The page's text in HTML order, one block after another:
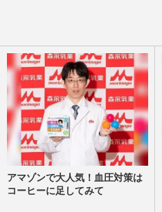
アマゾンで大人気！血圧対策は
コーヒーに足してみて